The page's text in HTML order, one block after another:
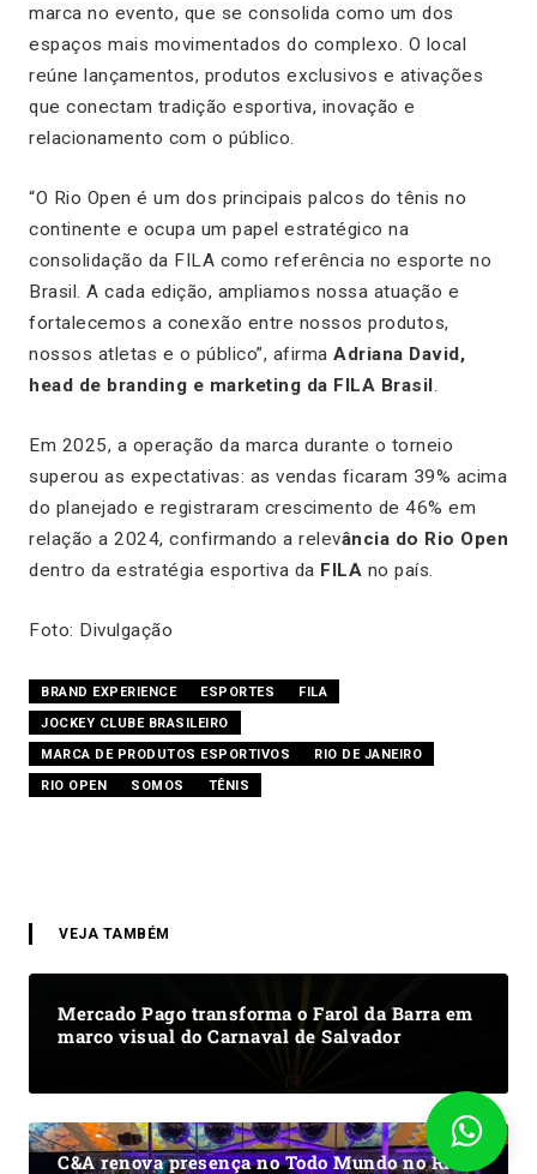
marca no evento, que se consolida como um dos
espaços mais movimentados do complexo. O local
reúne lançamentos, produtos exclusivos e ativações
que conectam tradição esportiva, inovação e
relacionamento com o público.
“O Rio Open é um dos principais palcos do tênis no
continente e ocupa um papel estratégico na
consolidação da FILA como referência no esporte no
Brasil. A cada edição, ampliamos nossa atuação e
fortalecemos a conexão entre nossos produtos,
nossos atletas e o público”, afirma Adriana David,
head de branding e marketing da FILA Brasil.
Em 2025, a operação da marca durante o torneio
superou as expectativas: as vendas ficaram 39% acima
do planejado e registraram crescimento de 46% em
relação a 2024, confirmando a relevância do Rio Open
dentro da estratégia esportiva da FILA no país.
Foto: Divulgação
BRAND EXPERIENCE ESPORTES
FILA
JOCKEY CLUBE BRASILEIRO
MARCA DE PRODUTOS ESPORTIVOS
RIO DE JANEIRO
RIO OPEN
SOMOS TÊNIS
VEJA TAMBÉM
Mercado Pago transforma o Farol da Barra em
marco visual do Carnaval de Salvador
C&A renova presença no Todo Mundo no Rio